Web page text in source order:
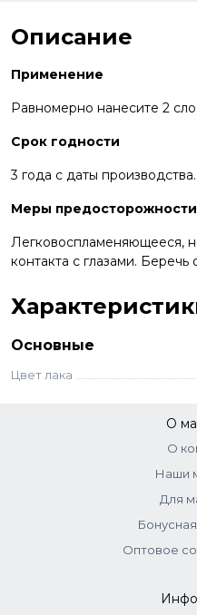
Описание
Применение
Равномерно нанесите 2
Срок годности
3 года с даты производства.
Меры предосторожности
Легковоспламеняющееся,
контакта с глазами. Беречь
Основные
Цвет лака
О
О
Наши
Для
Оптовое